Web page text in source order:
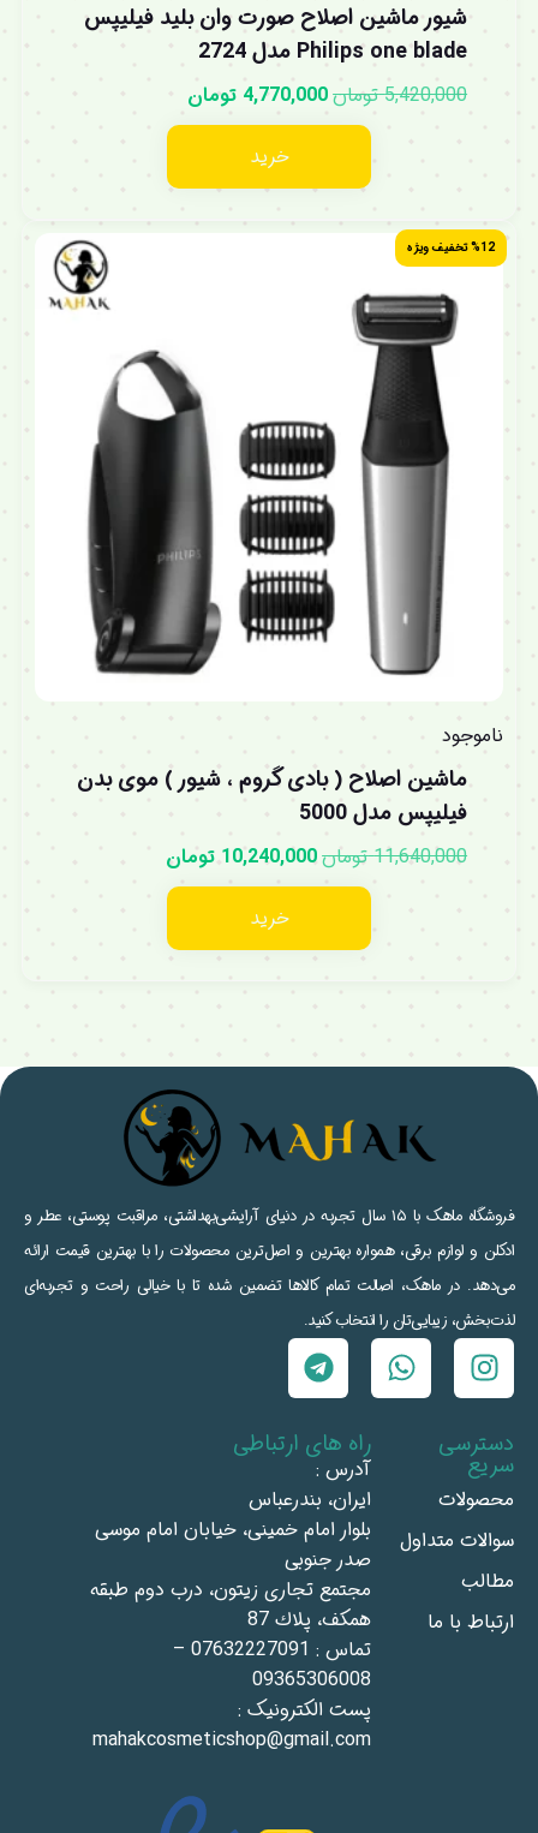
شیور ماشین اصلاح صورت وان بلید فیلیپس
Philips one blade مدل 2724
5,420,000 تومان4,770,000 تومان
خرید
%12 تخفیف ویژه
ناموجود
ماشین اصلاح ( بادی گروم ، شیور ) موی بدن
فیلیپس مدل 5000
11,640,000 تومان10,240,000 تومان
خرید
فروشگاه ماهک با ۱۵ سال تجربه در دنیای آرایشی‌بهداشتی، مراقبت پوستی، عطر و
ادکلن و لوازم برقی، همواره بهترین و اصل‌ترین محصولات را با بهترین قیمت ارائه
می‌دهد. در ماهک، اصالت تمام کالاها تضمین شده تا با خیالی راحت و تجربه‌ای
لذت‌بخش، زیبایی‌تان را انتخاب کنید.
دسترسی
سریع
محصولات
سوالات متداول
مطالب
ارتباط با ما
راه های ارتباطی
آدرس :
ايران، بندرعباس
بلوار امام خمينى، خيابان امام موسى
صدر جنوبى
مجتمع تجاری زيتون، درب دوم طبقه
همكف، پلاك 87
تماس : 07632227091 –
09365306008
پست الکترونیک :
mahakcosmeticshop@gmail.com